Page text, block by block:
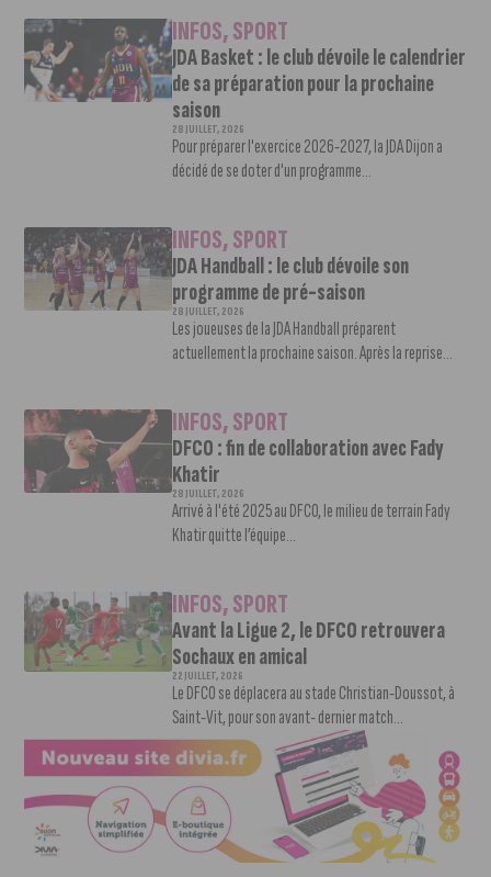
INFOS,SPORT
JDA Basket : le club dévoile le calendrier
de sa préparation pour la prochaine
saison
28 JUILLET, 2026
Pour préparer l'exercice 2026-2027, la JDA Dijon a
décidé de se doter d'un programme...
INFOS,SPORT
JDA Handball : le club dévoile son
programme de pré-saison
28 JUILLET, 2026
Les joueuses de la JDA Handball préparent
actuellement la prochaine saison. Après la reprise...
INFOS,SPORT
DFCO : fin de collaboration avec Fady
Khatir
28 JUILLET, 2026
Arrivé à l'été 2025 au DFCO, le milieu de terrain Fady
Khatir quitte l’équipe...
INFOS,SPORT
Avant la Ligue 2, le DFCO retrouvera
Sochaux en amical
22 JUILLET, 2026
Le DFCO se déplacera au stade Christian-Doussot, à
Saint-Vit, pour son avant- dernier match...